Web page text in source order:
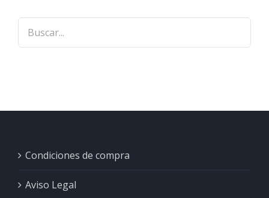
Condiciones de compra
Aviso Legal